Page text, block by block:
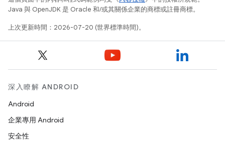
Java 與 OpenJDK 是 Oracle 和/或其關係企業的商標或註冊商標。
上次更新時間：2026-07-20 (世界標準時間)。
深入瞭解 ANDROID
Android
企業專用 Android
安全性